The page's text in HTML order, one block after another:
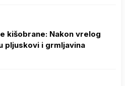
kišobrane: Nakon vrelog
pljuskovi i grmljavina